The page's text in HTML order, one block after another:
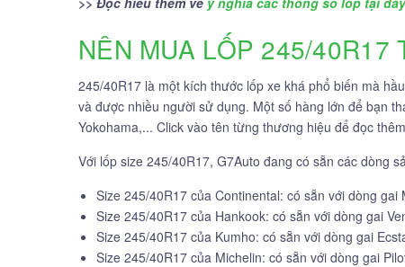
NÊN MUA LỐP 245/40R17
245/40R17 là một kích thước lốp xe khá phổ biến mà
và được nhiều người sử dụng. Một số hàng lớn để bạn
Yokohama,... Click vào tên từng thương hiệu để đọc
Với lốp size 245/40R17, G7Auto đang có sẵn các dòng
Size 245/40R17 của Continental: có sẵn với dòng gai
Size 245/40R17 của Hankook: có sẵn với dòng gai
Size 245/40R17 của Kumho: có sẵn với dòng gai
Size 245/40R17 của Michelin: có sẵn với dòng gai